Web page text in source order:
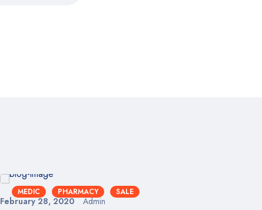
MEDIC PHARMACY SALE
February 28, 2020 Admin